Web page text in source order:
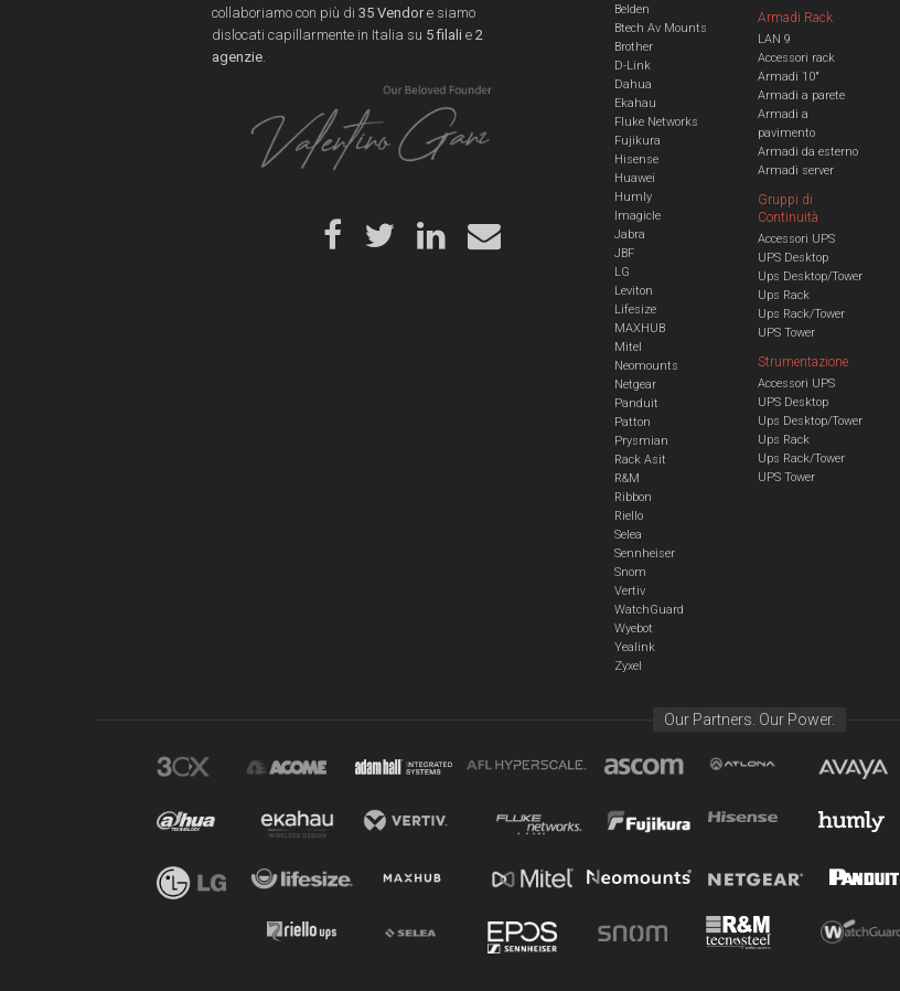
collaboriamo con più di 35 Vendore siamo
dislocati capillarmente in Italia su 5 filali e 2
agenzie
Belden
Btech Av Mounts
Brother
D-Link
Dahua
Ekahau
Fluke Networks
Fujikura
Hisense
Huawei
Humly
Imagicle
Jabra
JBF
LG
Leviton
Lifesize
MAXHUB
Mitel
Neomounts
Netgear
Panduit
Patton
Prysmian
Rack Asit
R&M
Ribbon
Riello
Selea
Sennheiser
Snom
Vertiv
WatchGuard
Wyebot
Yealink
Zyxel
Armadi Rack
LAN 9
Accessori rack
Armadi 10"
Armadi a parete
Armadi a
pavimento
Armadi da esterno
Armadi server
Gruppi di
Continuità
Accessori UPS
UPS Desktop
Ups Desktop/Tower
Ups Rack
Ups Rack/Tower
UPS Tower
Strumentazione
Accessori UPS
UPS Desktop
Ups Desktop/Tower
Ups Rack
Ups Rack/Tower
UPS Tower